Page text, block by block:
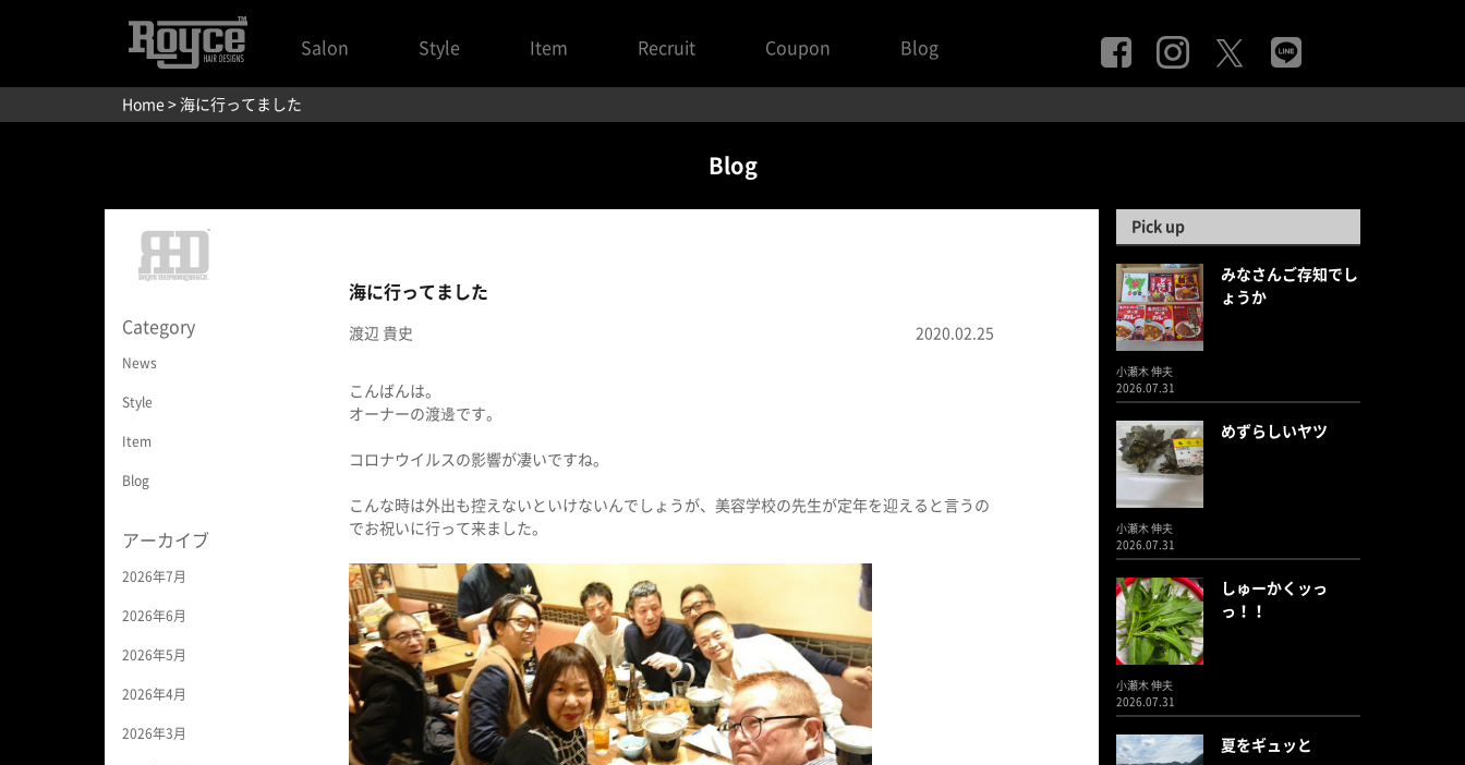
Salon Style Item Recruit Coupon Blog
Home > 海に行ってました
Blog
Category
News
Style
Item
Blog
アーカイブ
2026年7月
2026年6月
2026年5月
2026年4月
2026年3月
海に行ってました
渡辺 貴史 2020.02.25
こんばんは。
オーナーの渡邊です。
コロナウイルスの影響が凄いですね。
こんな時は外出も控えないといけないんでしょうが、美容学校の先生が定年を迎えると言うの
でお祝いに行って来ました。
Pick up
みなさんご存知でし
ょうか
小瀬木 伸夫
2026.07.31
めずらしいヤツ
小瀬木 伸夫
2026.07.31
しゅーかくッっ
っ！！
小瀬木 伸夫
2026.07.31
夏をギュッと